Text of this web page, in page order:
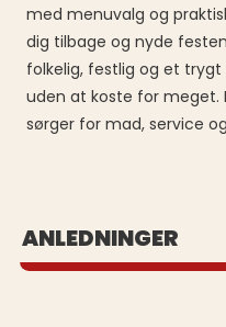
med menuvalg og
dig tilbage og nyde
folkelig, festlig og et
uden at koste for meget.
sørger for mad, service
ANLEDNINGER
Se vores populære buffeter